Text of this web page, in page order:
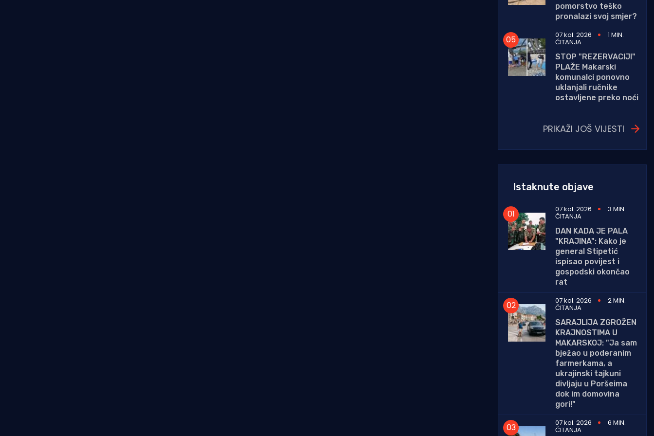
pomorstvo teško
pronalazi svoj smjer?
07 kol. 2026
1 MIN.
ČITANJA
STOP "REZERVACIJI"
PLAŽE Makarski
komunalci ponovno
uklanjali ručnike
ostavljene preko noći
PRIKAŽI JOŠ VIJESTI
Istaknute objave
07 kol. 2026 3 MIN.
ČITANJA
DAN KADA JE PALA
"KRAJINA": Kako je
general Stipetić
ispisao povijest i
gospodski okončao
rat
07 kol. 2026
2 MIN.
ČITANJA
SARAJLIJA ZGROŽEN
KRAJNOSTIMA U
MAKARSKOJ: "Ja sam
bježao u poderanim
farmerkama, a
ukrajinski tajkuni
divljaju u Poršeima
dok im domovina
gori!"
07 kol. 2026
6 MIN.
ČITANJA